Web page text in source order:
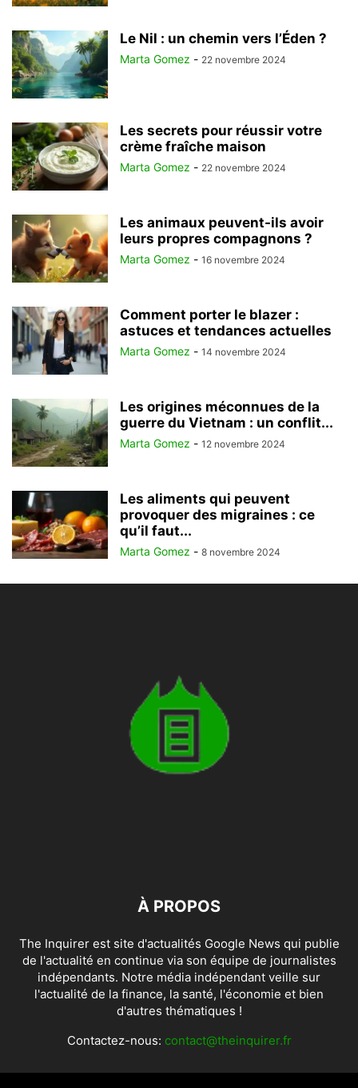
Le Nil : un chemin vers l’Éden ?
Marta Gomez - 22 novembre 2024
Les secrets pour réussir votre
crème fraîche maison
Marta Gomez - 22 novembre 2024
Les animaux peuvent-ils avoir
leurs propres compagnons ?
Marta Gomez - 16 novembre 2024
Comment porter le blazer :
astuces et tendances actuelles
Marta Gomez - 14 novembre 2024
Les origines méconnues de la
guerre du Vietnam : un conflit...
Marta Gomez - 12 novembre 2024
Les aliments qui peuvent
provoquer des migraines : ce
qu’il faut...
Marta Gomez - 8 novembre 2024
À PROPOS
The Inquirer est site d'actualités Google News qui publie
de l'actualité en continue via son équipe de journalistes
indépendants. Notre média indépendant veille sur
l'actualité de la finance, la santé, l'économie et bien
d'autres thématiques !
Contactez-nous: contact@theinquirer.fr